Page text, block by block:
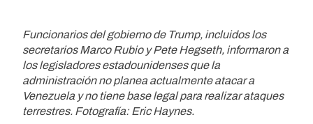
Funcionarios del gobierno de Trump, incluidos los
secretarios Marco Rubio y Pete Hegseth, informaron a
los legisladores estadounidenses que la
administración no planea actualmente atacar a
Venezuela y no tiene base legal para realizar ataques
terrestres. Fotografía: Eric Haynes.